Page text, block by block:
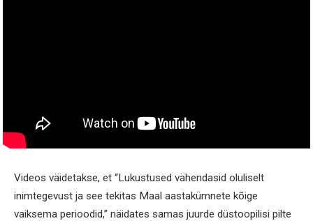
Videos väidetakse, et “Lukustused vähendasid oluliselt
inimtegevust ja see tekitas Maal aastakümnete kõige
vaiksema perioodid,” näidates samas juurde düstoopilisi pilte